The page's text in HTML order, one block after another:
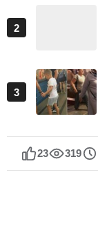
2
3
23 319